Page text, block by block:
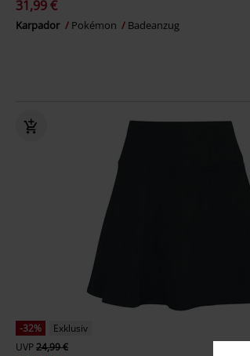
31,99 €
Karpador Pokémon Badeanzug
-32%
Exklusiv
UVP24,99 €